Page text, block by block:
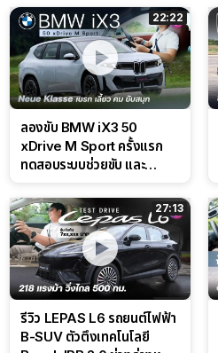
22:22
ลองขับ BMW iX3 50
xDrive M Sport ครั้งแรก
ทดสอบระบบช่วยขับ และ
สนาม
27:13
รีวิว LEPAS L6 รถยนต์ไฟฟ้า
B-SUV ตัวตึงเทคโนโลยี